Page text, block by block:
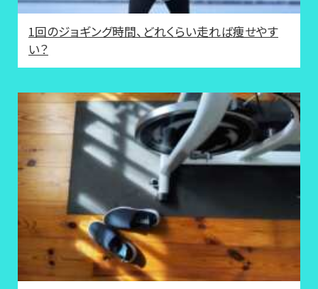
1回のジョギング時間、どれくらい走れば痩せやす
い？